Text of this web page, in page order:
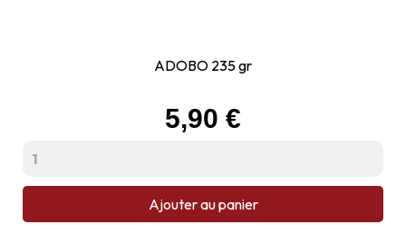
ADOBO 235 gr
Prix
5,90 €
Ajouter au panier